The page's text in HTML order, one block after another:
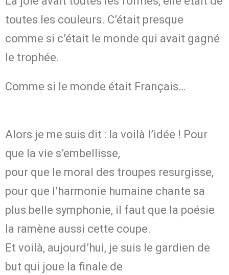
toutes les couleurs. C’était presque
comme si c’était le monde qui avait gagné
le trophée.
Comme si le monde était Français…
Alors je me suis dit : la voilà l’idée ! Pour
que la vie s’embellisse,
pour que le moral des troupes resurgisse,
pour que l’harmonie humaine chante sa
plus belle symphonie, il faut que la poésie
la ramène aussi cette coupe.
Et voilà, aujourd’hui, je suis le gardien de
but qui joue la finale de